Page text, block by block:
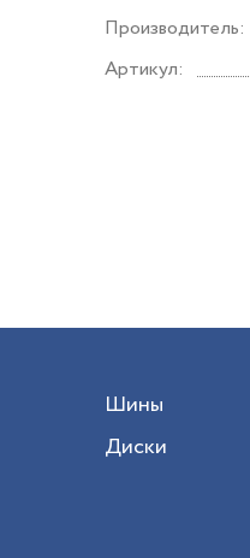
Производитель:
Артикул:
Шины
Диски